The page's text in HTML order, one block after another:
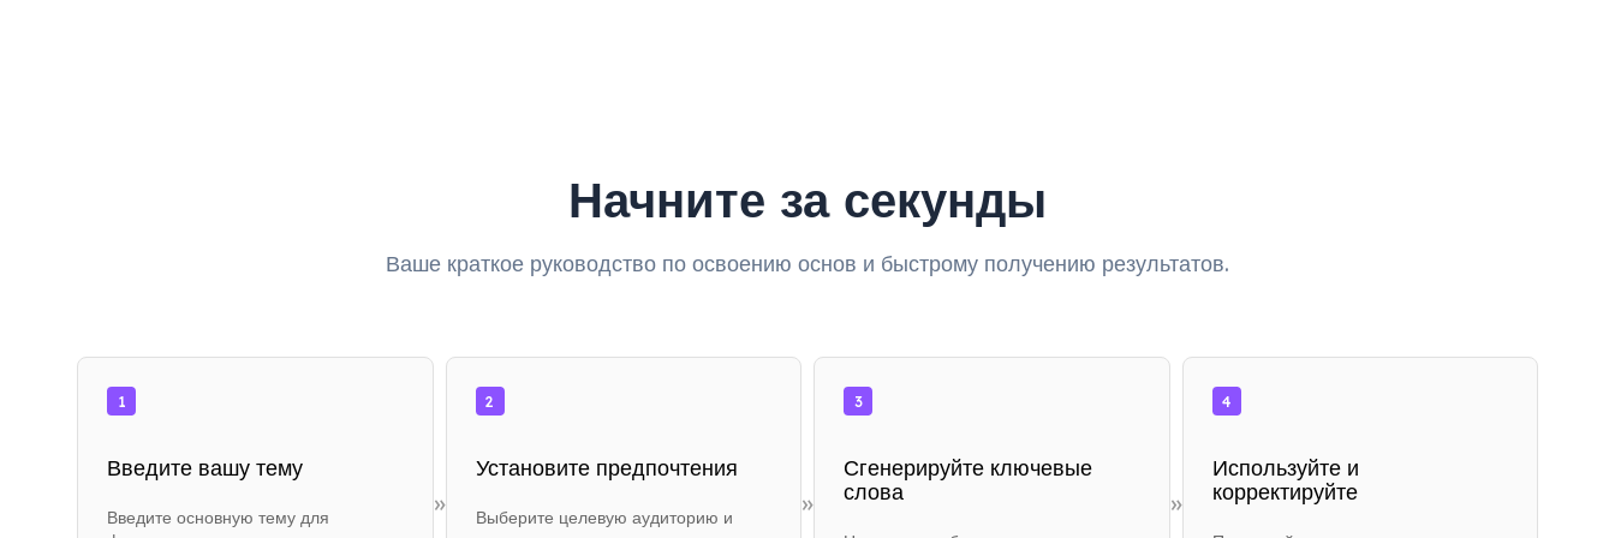
Начните за секунды
Ваше краткое руководство по освоению основ и быстрому получению результатов.
1
Введите вашу тему
Введите основную тему для
»
2
Установите предпочтения
Выберите целевую аудиторию и
»
3
Сгенерируйте ключевые
слова
»
4
Используйте и
корректируйте